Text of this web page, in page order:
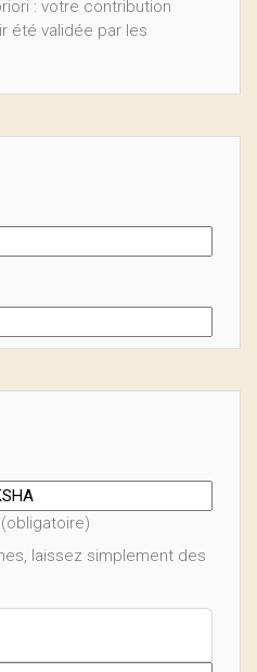
: votre contribution
été validée par les
laissez simplement des